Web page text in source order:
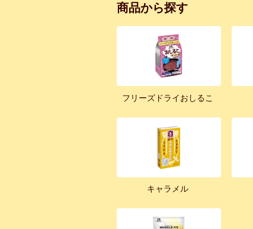
商品から探す
フリーズドライおしるこ
キャラメル